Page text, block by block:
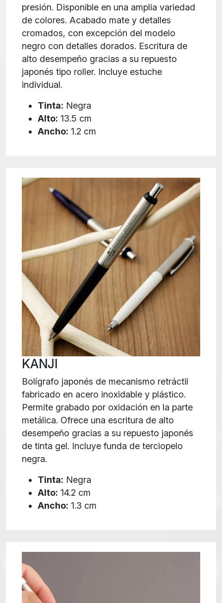
presión. Disponible en una amplia variedad
de colores. Acabado mate y detalles
cromados, con excepción del modelo
negro con detalles dorados. Escritura de
alto desempeño gracias a su repuesto
japonés tipo roller. Incluye estuche
individual.
Tinta: Negra
Alto: 13.5 cm
Ancho: 1.2 cm
KANJI
Bolígrafo japonés de mecanismo retráctil
fabricado en acero inoxidable y plástico.
Permite grabado por oxidación en la parte
metálica. Ofrece una escritura de alto
desempeño gracias a su repuesto japonés
de tinta gel. Incluye funda de terciopelo
negra.
Tinta: Negra
Alto: 14.2 cm
Ancho: 1.3 cm